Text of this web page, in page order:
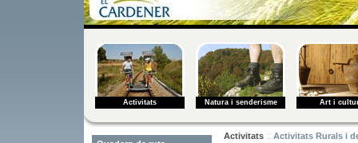
Activitats Natura i senderisme Art i
Activitats :: Activitats Rurals i